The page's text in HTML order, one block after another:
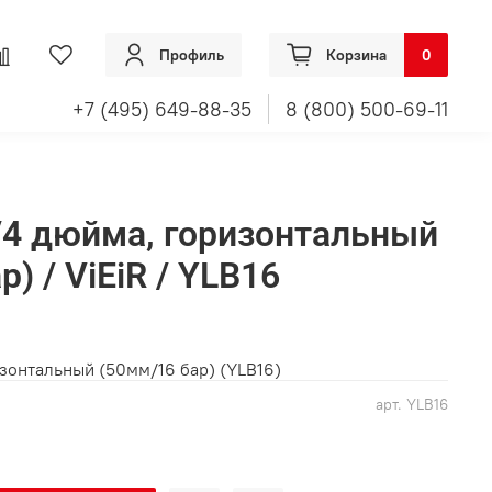
Профиль Корзина 0
+7 (495) 649-88-35 8 (800) 500-69-11
арт. YLB16
дюйма, горизонтальный
/ ViEiR / YLB16
(50мм/16 бар) (YLB16)